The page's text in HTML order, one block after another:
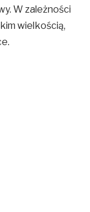
W zależności
wielkością,